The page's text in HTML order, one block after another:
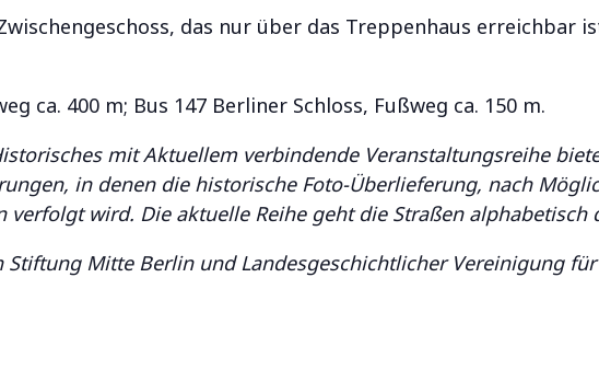
das nur über das Treppenhaus erreichbar
ca. 400 m; Bus 147 Berliner Schloss, Fußweg ca. 150 m.
mit Aktuellem verbindende Veranstaltungsreihe
in denen die historische Foto-Überlieferung, nach
verfolgt wird. Die aktuelle Reihe geht die Straßen alphabetisch
Mitte Berlin und Landesgeschichtlicher Vereinigung